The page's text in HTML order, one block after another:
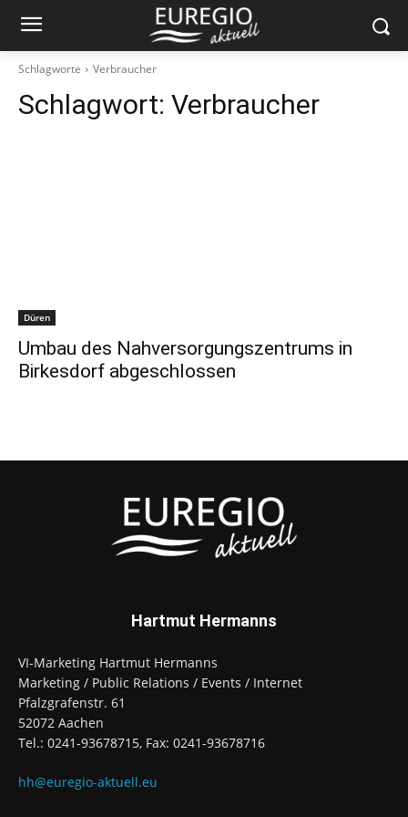
Schlagworte Verbraucher
Schlagwort: Verbraucher
Düren
Umbau des Nahversorgungszentrums in
Birkesdorf abgeschlossen
Hartmut Hermanns
VI-Marketing Hartmut Hermanns
Marketing / Public Relations / Events / Internet
Pfalzgrafenstr. 61
52072 Aachen
Tel.: 0241-93678715, Fax: 0241-93678716
hh@euregio-aktuell.eu